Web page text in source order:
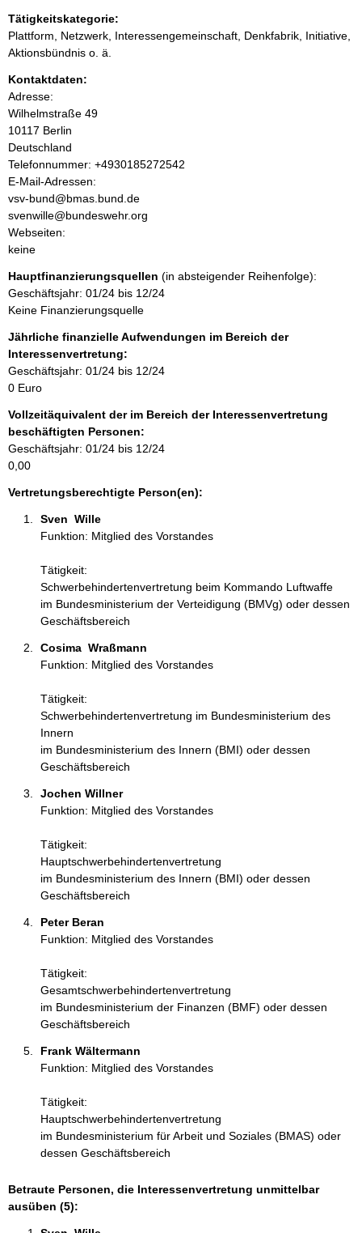
n
h
a
l
t
r
Tätigkeitskategorie:
Plattform, Netzwerk, Interessengemeinschaft, Denkfabrik, Initiative,
Aktionsbündnis o. ä.
Kontaktdaten:
Adresse:
Wilhelmstraße 49
10117 Berlin
Deutschland
K
o
n
t
a
k
i
n
f
o
r
m
a
i
o
n
e
n
Telefonnummer: +4930185272542
E-Mail-Adressen:
vsv-bund@bmas.bund.de
svenwille@bundeswehr.org
Webseiten:
keine
Hauptfinanzierungsquellen (in absteigender Reihenfolge):
Geschäftsjahr: 01/24 bis 12/24
Keine Finanzierungsquelle
Jährliche finanzielle Aufwendungen im Bereich der
Interessenvertretung:
Geschäftsjahr: 01/24 bis 12/24
0 Euro
Vollzeitäquivalent der im Bereich der Interessenvertretung
beschäftigten Personen:
Geschäftsjahr: 01/24 bis 12/24
0,00
Vertretungsberechtigte Person(en):
Sven  Wille
Funktion: Mitglied des Vorstandes
Tätigkeit:
Schwerbehindertenvertretung beim Kommando Luftwaffe
im Bundesministerium der Verteidigung (BMVg) oder dessen
Geschäftsbereich
Cosima  Wraßmann
Funktion: Mitglied des Vorstandes
Tätigkeit:
Schwerbehindertenvertretung im Bundesministerium des
Innern
im Bundesministerium des Innern (BMI) oder dessen
Geschäftsbereich
Jochen Willner
Funktion: Mitglied des Vorstandes
Tätigkeit:
Hauptschwerbehindertenvertretung
im Bundesministerium des Innern (BMI) oder dessen
Geschäftsbereich
Peter Beran
Funktion: Mitglied des Vorstandes
Tätigkeit:
Gesamtschwerbehindertenvertretung
im Bundesministerium der Finanzen (BMF) oder dessen
Geschäftsbereich
Frank Wältermann
Funktion: Mitglied des Vorstandes
Tätigkeit:
Hauptschwerbehindertenvertretung
im Bundesministerium für Arbeit und Soziales (BMAS) oder
dessen Geschäftsbereich
Betraute Personen, die Interessenvertretung unmittelbar
ausüben (5):